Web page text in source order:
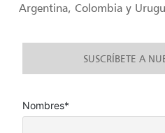
Argentina, Colombia y
SUSCRÍBETE A
Nombres*